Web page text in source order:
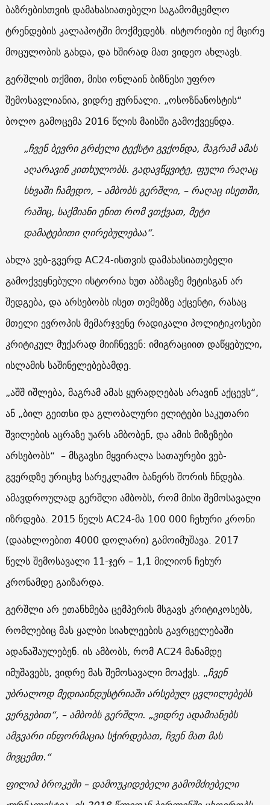
ბაზრებისთვის დამახასიათებელი საგამომცემლო
ტრენდების კალაპოტში მოქმედებს. ისტორიები იქ მცირე
მოცულობის გახდა, და ხშირად მათ ვიდეო ახლავს.
გერშლის თქმით, მისი ონლაინ ბიზნესი უფრო
შემოსავლიანია, ვიდრე ჟურნალი. „ოსოზნანოსტის“
ბოლო გამოცემა 2016 წლის მაისში გამოქვეყნდა.
„ჩვენ ბევრი გრძელი ტექსტი გვქონდა, მაგრამ ამას
აღარავინ კითხულობს. გადავწყვიტე, ფული რაღაც
სხვაში ჩამედო, – ამბობს გერშლი, – რაღაც ისეთში,
რაშიც, საქმიანი ენით რომ ვთქვათ, მეტი
დამატებითი ღირებულებაა“.
ახლა ვებ-გვერდAC24-ისთვის დამახასიათებელი
გამოქვეყნებული ისტორია ხუთ აბზაცზე მეტისგან არ
შედგება, და არსებობს ისეთ თემებზე აქცენტი, რასაც
მთელი ევროპის მემარჯვენე რადიკალიპოლიტიკოსები
კრიტიკულ მუქარად მიიჩნევენ: იმიგრაციით დაწყებული,
ისლამის საშინელებებამდე.
„აშშ იშლება, მაგრამ ამას ყურადღებას არავინ აქცევს“,
ან „ბილ გეითსი და გლობალური ელიტები საკუთარი
შვილების აცრაზე უარს ამბობენ, და ამის მიზეზები
არსებობს“ – მსგავსი მყვირალა სათაურები ვებ-
გვერდზე ურიცხვ სარეკლამო ბანერს შორის ჩნდება.
ამავდროულად გერშლი ამბობს, რომ მისი შემოსავალი
იზრდება. 2015 წელსAC24-მა 100 000 ჩეხური კრონი
(დაახლოებით 4000 დოლარი) გამოიმუშავა. 2017
წელს შემოსავალი 11-ჯერ – 1,1 მილიონ ჩეხურ
კრონამდე გაიზარდა.
გერშლი არ ეთანხმება ცემპერის მსგავს კრიტიკოსებს,
რომლებიც მას ყალბი სიახლეების გავრცელებაში
ადანაშაულებენ. ის ამბობს, რომAC24მანამდე
იმუშავებს, ვიდრე მას შემოსავალი მოაქვს. „ჩვენ
უბრალოდ მედიაინდუსტრიაში არსებულ ცვლილებებს
ვერგებით“, – ამბობს გერშლი. „ვიდრე ადამიანებს
ამგვარი ინფორმაცია სჭირდებათ, ჩვენ მათ მას
მივცემთ.“
ფილიპ ბროკეში – დამოუკიდებელი გამომძიებელი